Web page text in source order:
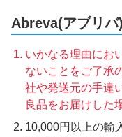
Abreva(アブリ
いかなる理由にお
ないことをご了承
社や発送元の手違
良品をお届けした
10,000円以上の輸